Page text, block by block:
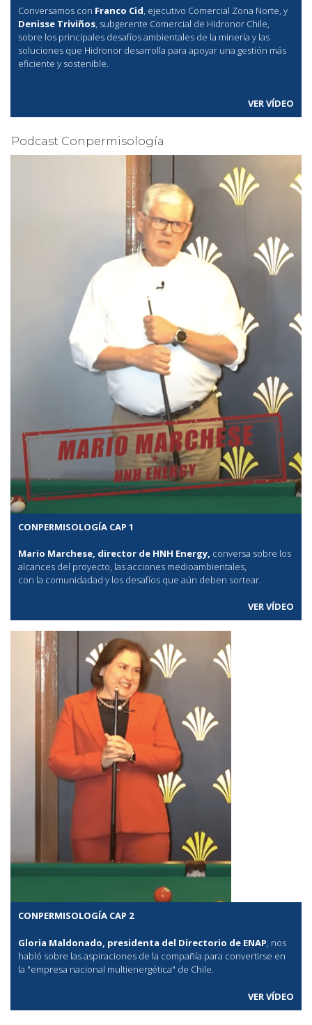
Conversamos con Franco Cid , ejecutivo Comercial Zona Norte, y
Denisse Triviños , subgerente Comercial de Hidronor Chile,
sobre los principales desafíos ambientales de la minería y las
soluciones que Hidronor desarrolla para apoyar una gestión más
eficiente y sostenible.
VER VÍDEO
Podcast Conpermisología
CONPERMISOLOGÍA CAP 1
Mario Marchese, director de HNH Energy, conversa sobre los
alcances del proyecto, las acciones medioambientales,
con la comunidadad y los desafíos que aún deben sortear.
VER VÍDEO
CONPERMISOLOGÍA CAP 2
Gloria Maldonado, presidenta del Directorio de ENAP, nos
habló sobre las aspiraciones de la compañía para convertirse en
la "empresa nacional multienergética" de Chile.
VER VÍDEO